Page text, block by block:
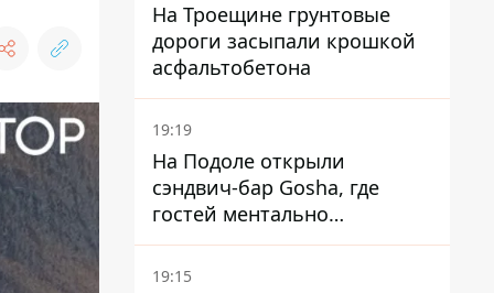
На Троещине грунтовые
дороги засыпали крошкой
асфальтобетона
19:19
На Подоле открыли
сэндвич-бар Gosha, где
гостей ментально
разгружает акула
19:15